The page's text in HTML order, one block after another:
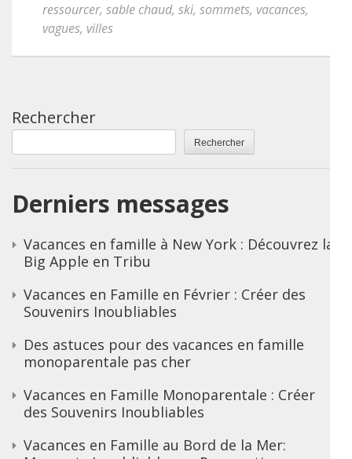
ressourcer, sable chaud, ski, sommets, vacances,
vagues, villes
Rechercher
Rechercher
Derniers messages
Vacances en famille à New York : Découvrez la
Big Apple en Tribu
Vacances en Famille en Février : Créer des
Souvenirs Inoubliables
Des astuces pour des vacances en famille
monoparentale pas cher
Vacances en Famille Monoparentale : Créer
des Souvenirs Inoubliables
Vacances en Famille au Bord de la Mer: